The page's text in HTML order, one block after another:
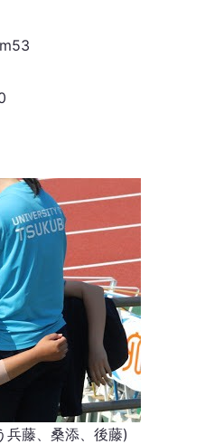
兵藤、桑添、後藤)